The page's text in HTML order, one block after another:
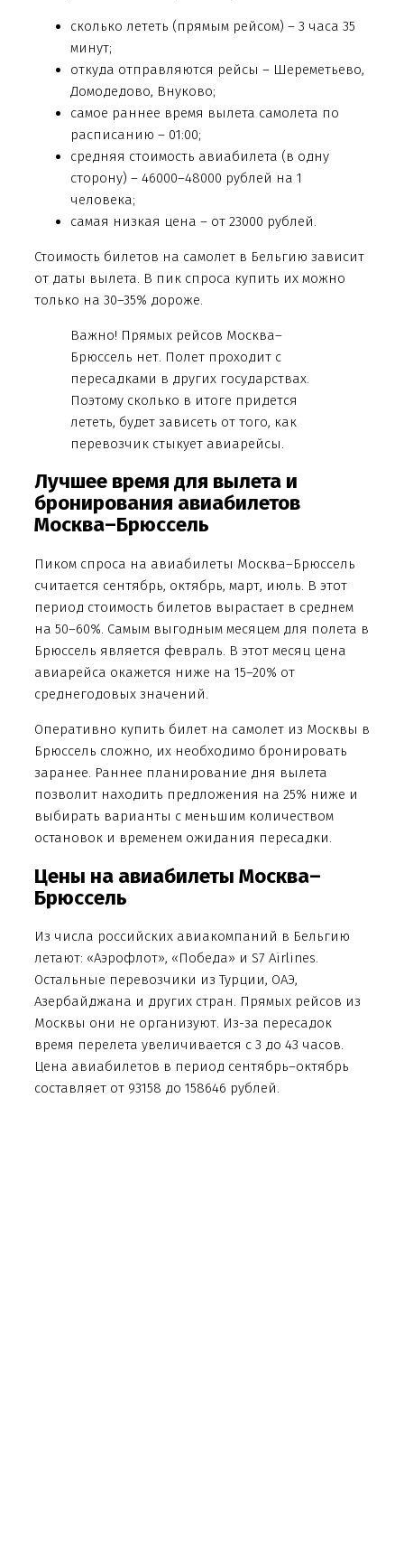
сколько лететь (прямым рейсом) – 3 часа 35
минут;
откуда отправляются рейсы – Шереметьево,
Домодедово, Внуково;
самое раннее время вылета самолета по
расписанию – 01:00;
средняя стоимость авиабилета (в одну
сторону) – 46000–48000 рублей на 1
человека;
самая низкая цена – от 23000 рублей.
Стоимость билетов на самолет в Бельгию зависит
от даты вылета. В пик спроса купить их можно
только на 30–35% дороже.
Важно! Прямых рейсов Москва–
Брюссель нет. Полет проходит с
пересадками в других государствах.
Поэтому сколько в итоге придется
лететь, будет зависеть от того, как
перевозчик стыкует авиарейсы.
Лучшее время для вылета и
бронирования авиабилетов
Москва–Брюссель
Пиком спроса на авиабилеты Москва–Брюссель
считается сентябрь, октябрь, март, июль. В этот
период стоимость билетов вырастает в среднем
на 50–60%. Самым выгодным месяцем для полета в
Брюссель является февраль. В этот месяц цена
авиарейса окажется ниже на 15–20% от
среднегодовых значений.
Оперативно купить билет на самолет из Москвы в
Брюссель сложно, их необходимо бронировать
заранее. Раннее планирование дня вылета
позволит находить предложения на 25% ниже и
выбирать варианты с меньшим количеством
остановок и временем ожидания пересадки.
Цены на авиабилеты Москва–
Брюссель
Из числа российских авиакомпаний в Бельгию
летают: «Аэрофлот», «Победа» и S7 Airlines.
Остальные перевозчики из Турции, ОАЭ,
Азербайджана и других стран. Прямых рейсов из
Москвы они не организуют. Из-за пересадок
время перелета увеличивается с 3 до 43 часов.
Цена авиабилетов в период сентябрь–октябрь
составляет от 93158 до 158646 рублей.